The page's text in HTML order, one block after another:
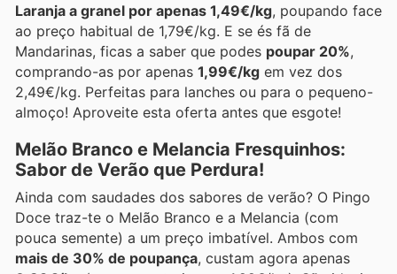
Laranja a granel por apenas 1,49€/kg, poupando face
ao preço habitual de 1,79€/kg. E se és fã de
Mandarinas, ficas a saber que podes poupar 20%,
comprando-as por apenas 1,99€/kg em vez dos
2,49€/kg. Perfeitas para lanches ou para o pequeno-
almoço! Aproveite esta oferta antes que esgote!
Melão Branco e Melancia Fresquinhos:
Sabor de Verão que Perdura!
Ainda com saudades dos sabores de verão? O Pingo
Doce traz-te o Melão Branco e a Melancia (com
pouca semente) a um preço imbatível. Ambos com
mais de 30% de poupança, custam agora apenas